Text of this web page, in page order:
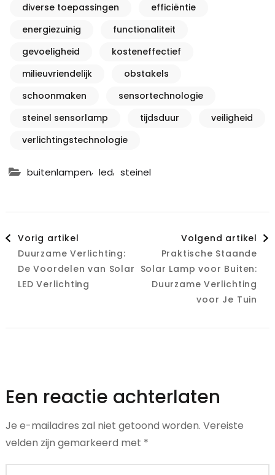
diverse toepassingen
efficiëntie
energiezuinig
functionaliteit
gevoeligheid
kosteneffectief
milieuvriendelijk
obstakels
schoonmaken
sensortechnologie
steinel sensorlamp
tijdsduur
veiligheid
verlichtingstechnologie
buitenlampen, led, steinel
Berichtnavigatie
Vorig artikel
Duurzame Verlichting:
De Voordelen van Solar
LED Verlichting
Volgend artikel
Praktische Staande
Solar Lamp voor Buiten:
Duurzame Verlichting
voor Je Tuin
Een reactie achterlaten
Je e-mailadres zal niet getoond worden. Vereiste
velden zijn gemarkeerd met *